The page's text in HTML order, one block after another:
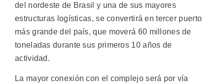
del nordeste de Brasil y una de sus mayores
estructuras logísticas, se convertirá en tercer puerto
más grande del país, que moverá 60 millones de
toneladas durante sus primeros 10 años de
actividad.
La mayor conexión con el complejo será por vía